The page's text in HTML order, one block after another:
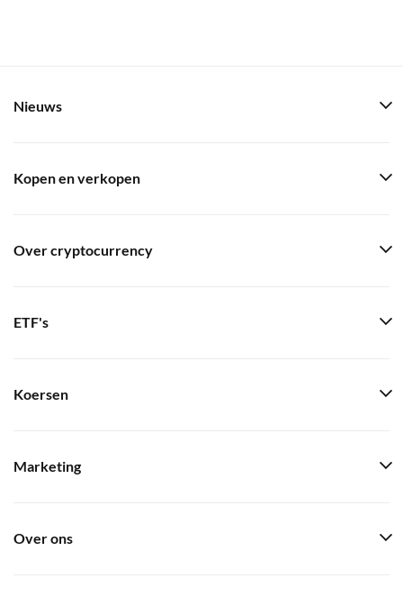
Nieuws
Kopen en verkopen
Over cryptocurrency
ETF's
Koersen
Marketing
Over ons